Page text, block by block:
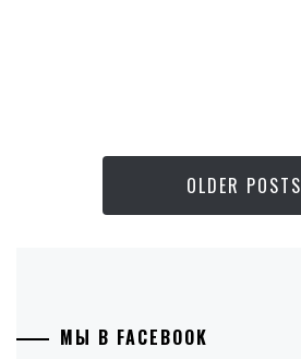
OLDER POSTS
МЫ В FACEBOOK